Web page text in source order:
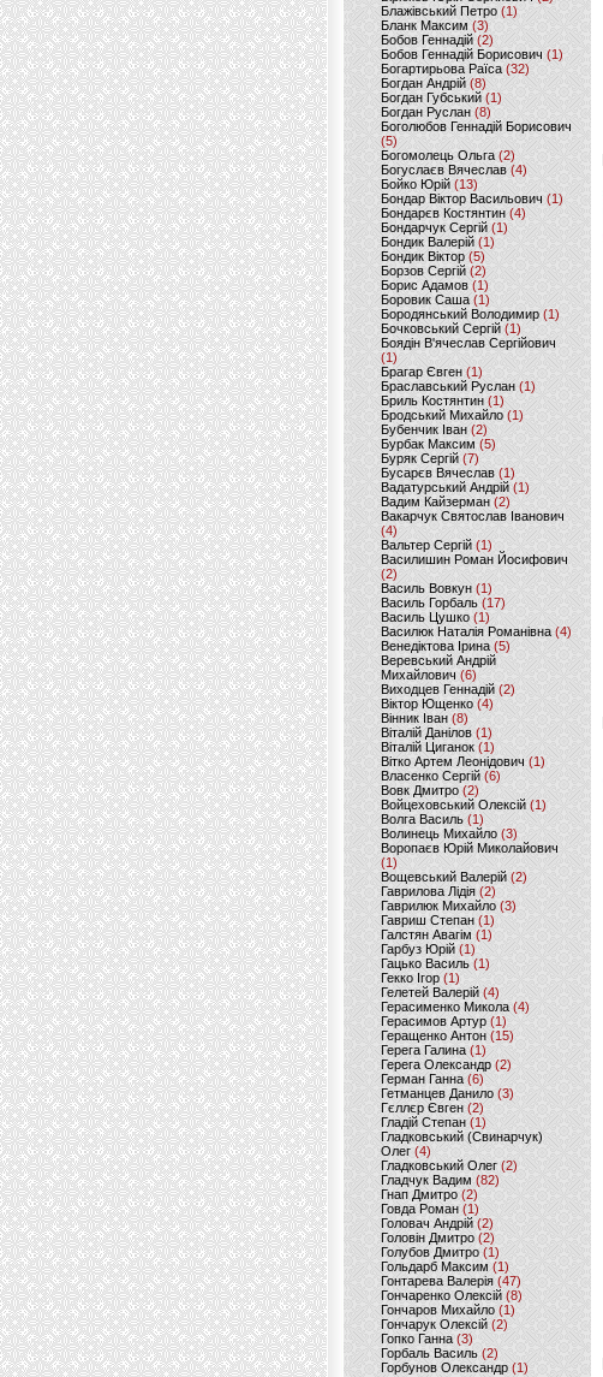
Блажівський Петро (1)
Бланк Максим(3)
Бобов Геннадій (2)
Бобов Геннадій Борисович (1)
Богартирьова Раїса (32)
Богдан Андрій(8)
Богдан Губський (1)
Богдан Руслан(8)
Боголюбов Геннадій Борисович
(5)
Богомолець Ольга (2)
Богуслаєв Вячеслав (4)
Бойко Юрій (13)
Бондар Віктор Васильович (1)
Бондарєв Костянтин (4)
Бондарчук Сергій(1)
Бондик Валерій (1)
Бондик Віктор(5)
Борзов Сергiй (2)
Борис Адамов(1)
Боровик Саша (1)
Бородянський Володимир (1)
Бочковський Сергій (1)
Боядін В'ячеслав Сергійович
(1)
Брагар Євген (1)
Браславський Руслан (1)
Бриль Костянтин (1)
Бродський Михайло (1)
Бубенчик Іван(2)
Бурбак Максим (5)
Буряк Сергій (7)
Бусарєв Вячеслав (1)
Вадатурський Андрій (1)
Вадим Кайзерман (2)
Вакарчук Святослав Іванович
(4)
Вальтер Сергій (1)
Василишин Роман Йосифович
(2)
Василь Вовкун (1)
Василь Горбаль (17)
Василь Цушко (1)
Василюк Наталія Романівна (4)
Венедіктова Ірина(5)
Веревський Андрій
Михайлович (6)
Виходцев Геннадій (2)
Віктор Ющенко (4)
Вінник Іван (8)
Віталій Данілов (1)
Віталій Циганок (1)
Вітко Артем Леонідович(1)
Власенко Сергій (6)
Вовк Дмитро(2)
Войцеховський Олексій(1)
Волга Василь (1)
Волинець Михайло (3)
Воропаєв Юрій Миколайович
(1)
Вощевський Валерій(2)
Гаврилова Лідія (2)
Гаврилюк Михайло (3)
Гавриш Степан (1)
Галстян Авагім (1)
Гарбуз Юрій (1)
Гацько Василь (1)
Гекко Ігор(1)
Гелетей Валерій (4)
Герасименко Микола (4)
Герасимов Артур (1)
Геращенко Антон(15)
Герега Галина (1)
Герега Олександр (2)
Герман Ганна (6)
Гетманцев Данило (3)
Гєллєр Євген (2)
Гладій Степан(1)
Гладковський (Свинарчук)
Олег (4)
Гладковський Олег (2)
Гладчук Вадим (82)
Гнап Дмитро (2)
Говда Роман(1)
Головач Андрій (2)
Головін Дмитро (2)
Голубов Дмитро (1)
Гольдарб Максим(1)
Гонтарева Валерія (47)
Гончаренко Олексій(8)
Гончаров Михайло (1)
Гончарук Олексій (2)
Гопко Ганна (3)
Горбаль Василь (2)
Горбунов Олександр (1)